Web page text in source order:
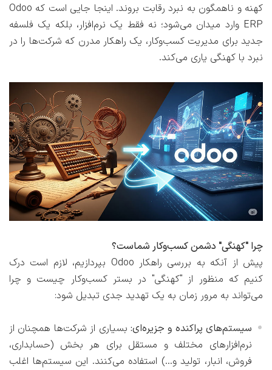
کهنه و ناهمگون به نبرد رقابت بروند. اینجا جایی است که Odoo
ERP وارد میدان می‌شود؛ نه فقط یک نرم‌افزار، بلکه یک فلسفه
جدید برای مدیریت کسب‌وکار، یک راهکار مدرن که شرکت‌ها را در
نبرد با کهنگی یاری می‌کند.
چرا "کهنگی" دشمن کسب‌وکار شماست؟
پیش از آنکه به بررسی راهکار Odoo بپردازیم، لازم است درک
کنیم که منظور از "کهنگی" در بستر کسب‌وکار چیست و چرا
می‌تواند به مرور زمان به یک تهدید جدی تبدیل شود:
سیستم‌های پراکنده و جزیره‌ای: بسیاری از شرکت‌ها همچنان از
نرم‌افزارهای مختلف و مستقل برای هر بخش (حسابداری،
فروش، انبار، تولید و...) استفاده می‌کنند. این سیستم‌ها اغلب